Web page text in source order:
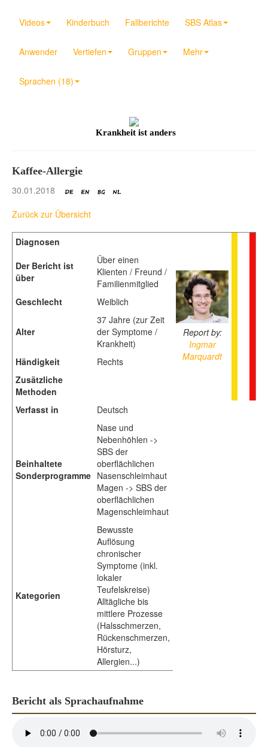
Videos Kinderbuch Fallberichte SBS Atlas
Anwender Vertiefen Gruppen Mehr
Sprachen (18)
Krankheit ist anders
Kaffee-Allergie
30.01.2018
Zurück zur Übersicht
Diagnosen
Report by:
Ingmar
Marquardt
Der Bericht ist
über
Über einen
Klienten / Freund /
Familienmitglied
Geschlecht
Weiblich
Alter
37 Jahre (zur Zeit
der Symptome /
Krankheit)
Händigkeit
Rechts
Zusätzliche
Methoden
Verfasst in
Deutsch
Beinhaltete
Sonderprogramme
Nase und
Nebenhöhlen ->
SBS der
oberflächlichen
Nasenschleimhaut
Magen -> SBS der
oberflächlichen
Magenschleimhaut
Kategorien
Bewusste
Auflösung
chronischer
Symptome (inkl.
lokaler
Teufelskreise)
Alltägliche bis
mittlere Prozesse
(Halsschmerzen,
Rückenschmerzen,
Hörsturz,
Allergien...)
Bericht als Sprachaufnahme